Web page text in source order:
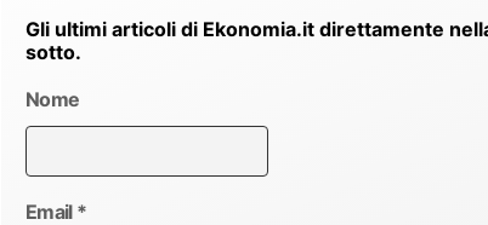
Gli ultimi articoli di Ekonomia.it direttamente
sotto.
Nome
Email *